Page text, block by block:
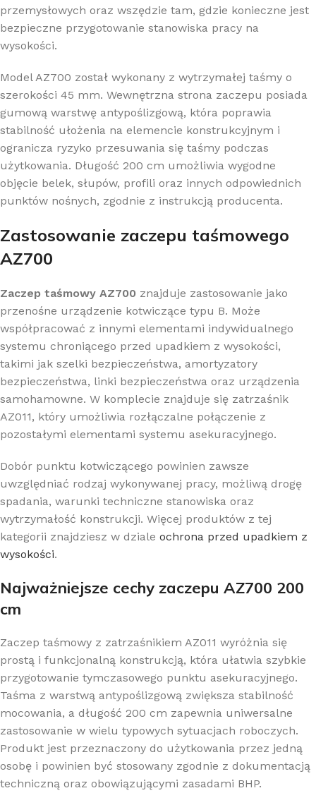
przemysłowych oraz wszędzie tam, gdzie konieczne jest
bezpieczne przygotowanie stanowiska pracy na
wysokości.
Model AZ700 został wykonany z wytrzymałej taśmy o
szerokości 45 mm. Wewnętrzna strona zaczepu posiada
gumową warstwę antypoślizgową, która poprawia
stabilność ułożenia na elemencie konstrukcyjnym i
ogranicza ryzyko przesuwania się taśmy podczas
użytkowania. Długość 200 cm umożliwia wygodne
objęcie belek, słupów, profili oraz innych odpowiednich
punktów nośnych, zgodnie z instrukcją producenta.
Zastosowanie zaczepu taśmowego
AZ700
Zaczep taśmowy AZ700 znajduje zastosowanie jako
przenośne urządzenie kotwiczące typu B. Może
współpracować z innymi elementami indywidualnego
systemu chroniącego przed upadkiem z wysokości,
takimi jak szelki bezpieczeństwa, amortyzatory
bezpieczeństwa, linki bezpieczeństwa oraz urządzenia
samohamowne. W komplecie znajduje się zatrzaśnik
AZ011, który umożliwia rozłączalne połączenie z
pozostałymi elementami systemu asekuracyjnego.
Dobór punktu kotwiczącego powinien zawsze
uwzględniać rodzaj wykonywanej pracy, możliwą drogę
spadania, warunki techniczne stanowiska oraz
wytrzymałość konstrukcji. Więcej produktów z tej
kategorii znajdziesz w dziale ochrona przed upadkiem z
wysokości.
Najważniejsze cechy zaczepu AZ700 200
cm
Zaczep taśmowy z zatrzaśnikiem AZ011 wyróżnia się
prostą i funkcjonalną konstrukcją, która ułatwia szybkie
przygotowanie tymczasowego punktu asekuracyjnego.
Taśma z warstwą antypoślizgową zwiększa stabilność
mocowania, a długość 200 cm zapewnia uniwersalne
zastosowanie w wielu typowych sytuacjach roboczych.
Produkt jest przeznaczony do użytkowania przez jedną
osobę i powinien być stosowany zgodnie z dokumentacją
techniczną oraz obowiązującymi zasadami BHP.